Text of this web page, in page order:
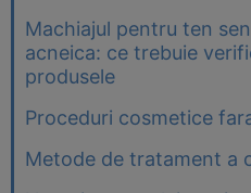
Machiajul pentru ten
acneica: ce trebuie
produsele
Proceduri cosmetice
Metode de tratament a